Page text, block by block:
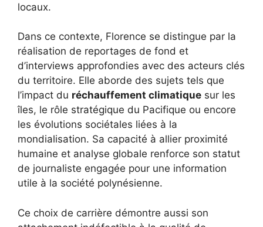
locaux.
Dans ce contexte, Florence se distingue par la
réalisation de reportages de fond et
d’interviews approfondies avec des acteurs clés
du territoire. Elle aborde des sujets tels que
l’impact du réchauffement climatique sur les
îles, le rôle stratégique du Pacifique ou encore
les évolutions sociétales liées à la
mondialisation. Sa capacité à allier proximité
humaine et analyse globale renforce son statut
de journaliste engagée pour une information
utile à la société polynésienne.
Ce choix de carrière démontre aussi son